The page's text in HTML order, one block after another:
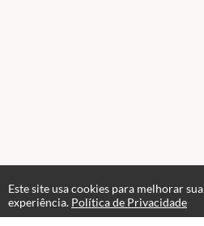
Este site usa cookies para melhorar sua
experiência. Política de Privacidade